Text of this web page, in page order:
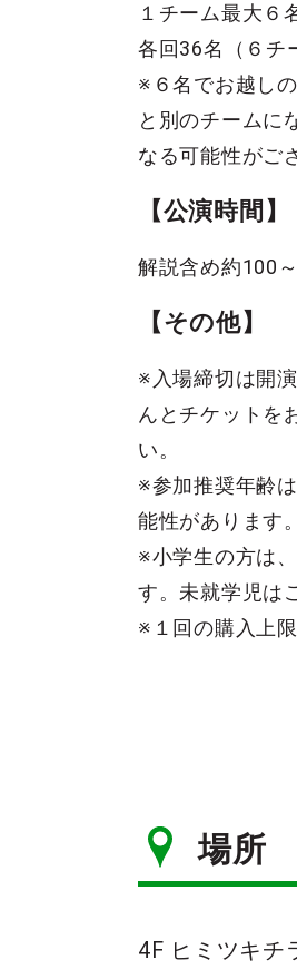
１チーム最大６
各回36名（６チ
※６名でお越し
と別のチームに
なる可能性がご
【公演時間】
解説含め約100
【その他】
※入場締切は開
んとチケットを
い。
※参加推奨年齢
能性があります。
※小学生の方は
す。未就学児は
※１回の購入上
場所
4F ヒミツキチ